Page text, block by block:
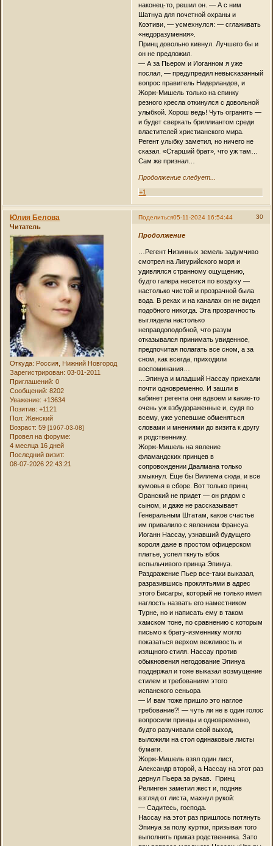
наконец-то, решил он. — А с ним
Шатнуа для почетной охраны и
Коэтиви, — усмехнулся: — сглаживать
«недоразумения».
Принц довольно кивнул. Лучшего бы и
он не предложил.
— А за Пьером и Иоганном я уже
послал, — предупредил невысказанный
вопрос правитель Нидерландов, и
Жорж-Мишель только на спинку
резного кресла откинулся с довольной
улыбкой. Хорош ведь! Чуть огранить —
и будет сверкать бриллиантом среди
властителей христианского мира.
Регент улыбку заметил, но ничего не
сказал. «Старший брат», что уж там…
Сам же признал…
Продолжение следует...
+1
Поделиться 30
05-11-2024 16:54:44
Юлия Белова
Читатель
Откуда: Россия, Нижний Новгород
Зарегистрирован: 03-01-2011
Приглашений: 0
Сообщений: 8202
Уважение: +13634
Позитив: +1121
Пол: Женский
Возраст: 59[1967-03-08]
Провел на форуме:
4 месяца 16 дней
Последний визит:
08-07-2026 22:43:21
Продолжение
…Регент Низинных земель задумчиво
смотрел на Лигурийского моря и
удивлялся странному ощущению,
будто галера несется по воздуху —
настолько чистой и прозрачной была
вода. В реках и на каналах он не видел
подобного никогда. Эта прозрачность
выглядела настолько
неправдоподобной, что разум
отказывался принимать увиденное,
предпочитая полагать все сном, а за
сном, как всегда, приходили
воспоминания…
…Эпинуа и младший Нассау приехали
почти одновременно. И зашли в
кабинет регента они вдвоем и какие-то
очень уж взбудораженные и, судя по
всему, уже успевшие обменяться
словами и мнениями до визита к другу
и родственнику.
Жорж-Мишель на явление
фламандских принцев в
сопровождении Даалмана только
хмыкнул. Еще бы Виллема сюда, и все
кумовья в сборе. Вот только принц
Оранский не придет — он рядом с
сыном, и даже не рассказывает
Генеральным Штатам, какое счастье
им привалило с явлением Франсуа.
Иоганн Нассау, узнавший будущего
короля даже в простом офицерском
платье, успел ткнуть вбок
вспыльчивого принца Эпинуа.
Раздражение Пьер все-таки выказал,
разразившись проклятьями в адрес
этого Бисагры, который не только имел
наглость назвать его наместником
Турне, но и написать ему в таком
хамском тоне, по сравнению с которым
письмо к брату-изменнику могло
показаться верхом вежливость и
изящного стиля. Нассау против
обыкновения негодование Эпинуа
поддержал и тоже выказал возмущение
стилем и требованиям этого
испанского сеньора
— И вам тоже пришло это наглое
требование?! — чуть ли не в один голос
вопросили принцы и одновременно,
будто разучивали свой выход,
выложили на стол одинаковые листы
бумаги.
Жорж-Мишель взял один лист,
Александр второй, а Нассау на этот раз
дернул Пьера за рукав. Принц
Релинген заметил жест и, подняв
взгляд от листа, махнул рукой:
— Садитесь, господа.
Нассау на этот раз пришлось потянуть
Эпинуа за полу куртки, призывая того
выполнить приказ родственника. Зато